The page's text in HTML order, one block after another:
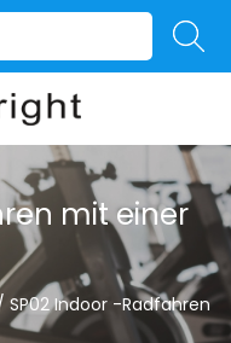
mit einer
SP02 Indoor -Radfahren